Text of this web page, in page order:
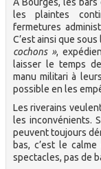
les plaintes
fermetures
C’est ainsi que
cochons »,
laisser le temps
manu militari à
possible en les
Les riverains
les inconvénients.
peuvent toujours
bas, c’est le
spectacles, pas de